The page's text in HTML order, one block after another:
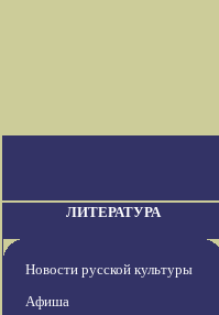
ЛИТЕРАТУРА
Новости русской культуры
Афиша